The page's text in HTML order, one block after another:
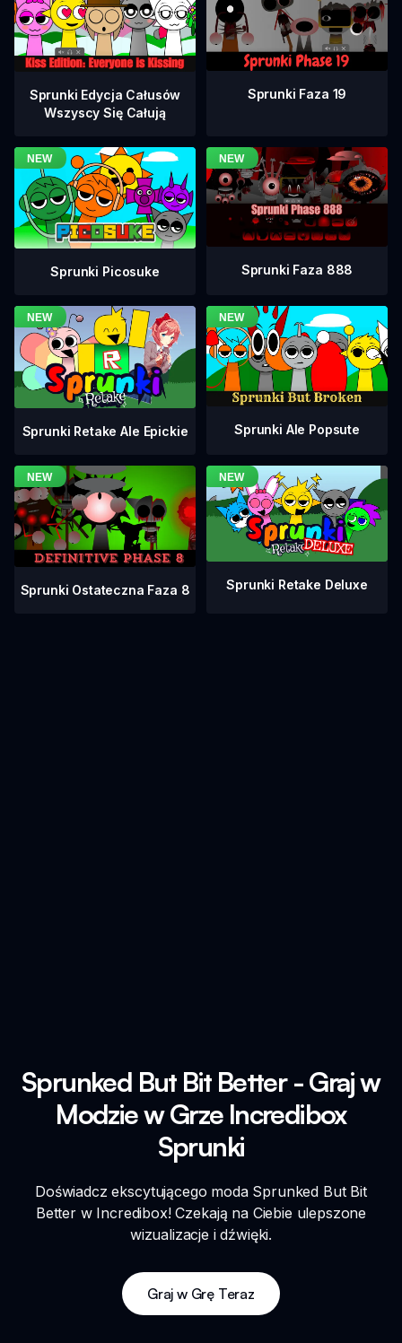
Sprunki Edycja Całusów
Wszyscy Się Całują
Sprunki Faza 19
Sprunki Picosuke Sprunki Faza 888
Sprunki Retake Ale Epickie Sprunki Ale Popsute
Sprunki Ostateczna Faza 8 Sprunki Retake Deluxe
Sprunked But Bit Better - Graj w
Modzie w Grze Incredibox
Sprunki
Doświadcz ekscytującego moda Sprunked But Bit
Better w Incredibox! Czekają na Ciebie ulepszone
wizualizacje i dźwięki.
Graj w Grę Teraz